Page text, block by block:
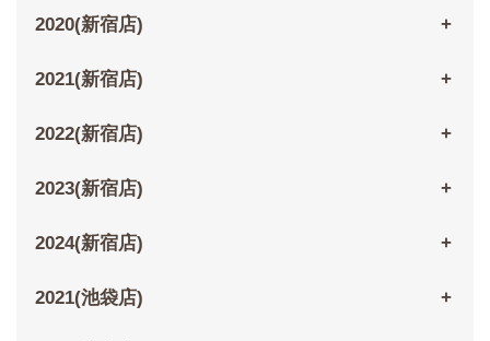
2020(新宿店)
2021(新宿店)
2022(新宿店)
2023(新宿店)
2024(新宿店)
2021(池袋店)